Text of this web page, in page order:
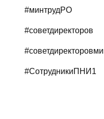
#минтрудРО
#советдиректоров
#СотрудникиПНИ1